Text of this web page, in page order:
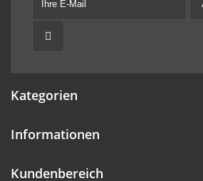
Kategorien
Informationen
Kundenbereich